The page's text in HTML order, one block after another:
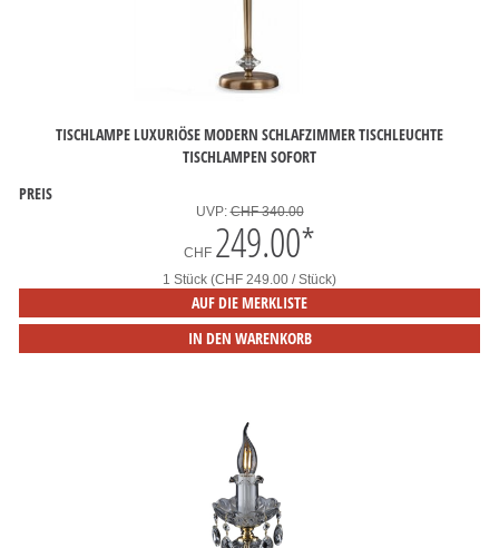
TISCHLAMPE LUXURIÖSE MODERN SCHLAFZIMMER TISCHLEUCHTE
TISCHLAMPEN SOFORT
PREIS
UVP:CHF 340.00
CHF 249.00*
1 Stück (CHF 249.00 / Stück)
AUF DIE MERKLISTE
IN DEN WARENKORB